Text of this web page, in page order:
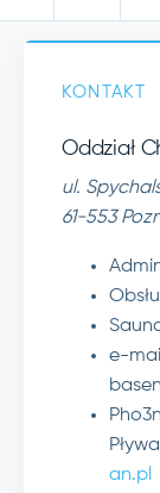
KONTAKT
Oddział
ul.
61-553
e-
an.pl